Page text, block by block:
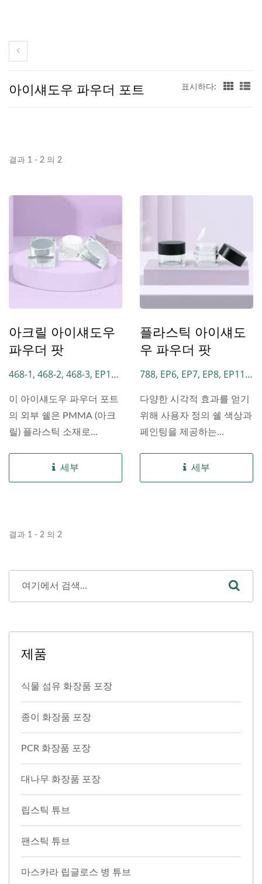
아이섀도우 파우더 포트 표시하다:
결과 1 - 2 의 2
아크릴 아이섀도우
파우더 팟
468-1, 468-2, 468-3, EP17,
이 아이섀도우 파우더 포트
의 외부 쉘은 PMMA (아크
릴) 플라스틱 소재로...
세부
플라스틱 아이섀도
우 파우더 팟
788, EP6, EP7, EP8, EP11,
W81
다양한 시각적 효과를 얻기
위해 사용자 정의 쉘 색상과
페인팅을 제공하는...
세부
결과 1 - 2 의 2
제품
식물 섬유 화장품 포장
종이 화장품 포장
PCR 화장품 포장
대나무 화장품 포장
립스틱 튜브
팬스틱 튜브
마스카라 립글로스 병 튜브